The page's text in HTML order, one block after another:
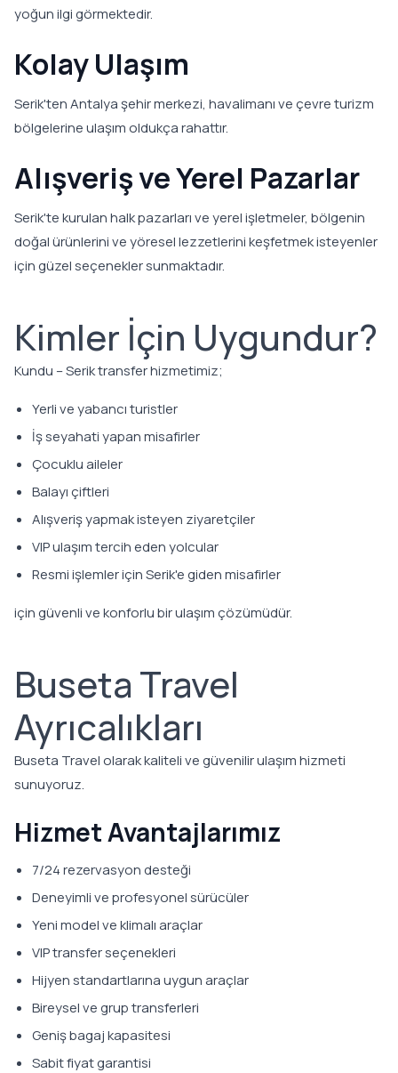
yoğun ilgi görmektedir.
Kolay Ulaşım
Serik'ten Antalya şehir merkezi, havalimanı ve çevre turizm
bölgelerine ulaşım oldukça rahattır.
Alışveriş ve Yerel Pazarlar
Serik'te kurulan halk pazarları ve yerel işletmeler, bölgenin
doğal ürünlerini ve yöresel lezzetlerini keşfetmek isteyenler
için güzel seçenekler sunmaktadır.
Kimler İçin Uygundur?
Kundu – Serik transfer hizmetimiz;
Yerli ve yabancı turistler
İş seyahati yapan misafirler
Çocuklu aileler
Balayı çiftleri
Alışveriş yapmak isteyen ziyaretçiler
VIP ulaşım tercih eden yolcular
Resmi işlemler için Serik'e giden misafirler
için güvenli ve konforlu bir ulaşım çözümüdür.
Buseta Travel
Ayrıcalıkları
Buseta Travel olarak kaliteli ve güvenilir ulaşım hizmeti
sunuyoruz.
Hizmet Avantajlarımız
7/24 rezervasyon desteği
Deneyimli ve profesyonel sürücüler
Yeni model ve klimalı araçlar
VIP transfer seçenekleri
Hijyen standartlarına uygun araçlar
Bireysel ve grup transferleri
Geniş bagaj kapasitesi
Sabit fiyat garantisi